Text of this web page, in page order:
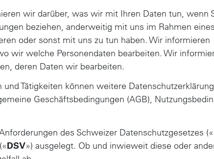
wir darüber, was wir mit Ihren Daten tun, wenn
beziehen, anderweitig mit uns im Rahmen
oder sonst mit uns zu tun haben. Wir informieren
wir welche Personendaten bearbeiten. Wir
deren Daten wir bearbeiten.
Tätigkeiten können weitere
Geschäftsbedingungen (AGB),
des Schweizer Datenschutzgesetzes («
DSV») ausgelegt. Ob und inwieweit diese oder